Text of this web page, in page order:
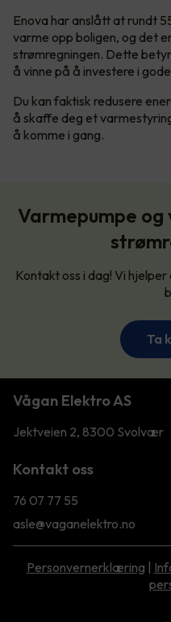
Enova har anslått at rundt
varme opp boligen, og det
strømregningen. Dette
å vinne på å investere i
Du kan faktisk redusere
å skaffe deg et
å komme i gang.
Varmepumpe
Kontakt oss i dag! Vi
Ta
Vågan Elektro AS
Jektveien 2, 8300 Svolvær
Kontakt oss
76 07 77 55
asle@vaganelektro.no
Personvernerklæring